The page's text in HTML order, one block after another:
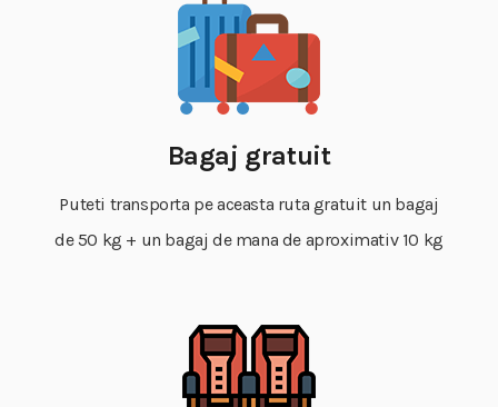
Bagaj gratuit
Puteti transporta pe aceasta ruta gratuit un bagaj
de 50 kg + un bagaj de mana de aproximativ 10 kg